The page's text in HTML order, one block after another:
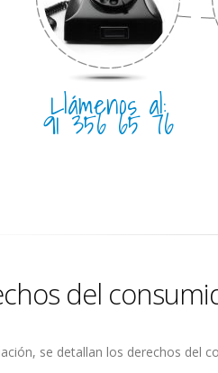
Llámenos al:
91 356 65 76
del
se detallan los derechos del